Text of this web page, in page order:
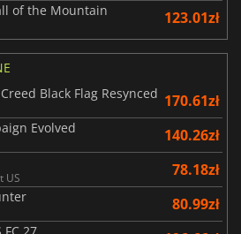
of the Mountain 123.01zł
Black Flag Resynced 170.61zł
Evolved 140.26zł
US 78.18zł
80.99zł